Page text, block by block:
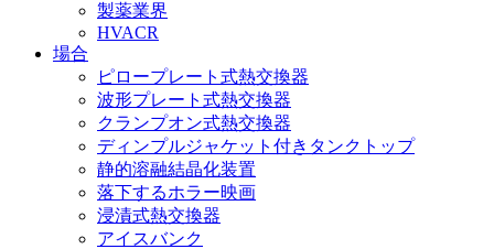
製薬業界
HVACR
場合
ピロープレート式熱交換器
波形プレート式熱交換器
クランプオン式熱交換器
ディンプルジャケット付きタンクトップ
静的溶融結晶化装置
落下するホラー映画
浸漬式熱交換器
アイスバンク